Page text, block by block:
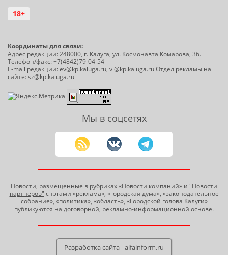
18+
Координаты для связи:
Адрес редакции: 248000, г. Калуга, ул. Космонавта Комарова, 36.
Телефон/факс: +7(4842)79-04-54
E-mail редакции:ev@kp.kaluga.ru, vi@kp.kaluga.ruОтдел рекламы на
сайте:sz@kp.kaluga.ru
Мы в соцсетях
Новости, размещенные в рубриках «Новости компаний» и "Новости
партнеров" с тэгами «реклама», «городская дума», «законодательное
собрание», «политика», «область», «Городской голова Калуги»
публикуются на договорной, рекламно-информационной основе.
Разработка сайта - alfainform.ru